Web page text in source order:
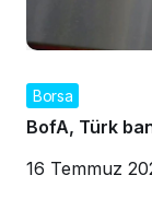
Borsa
BofA, Türk
16 Temmuz